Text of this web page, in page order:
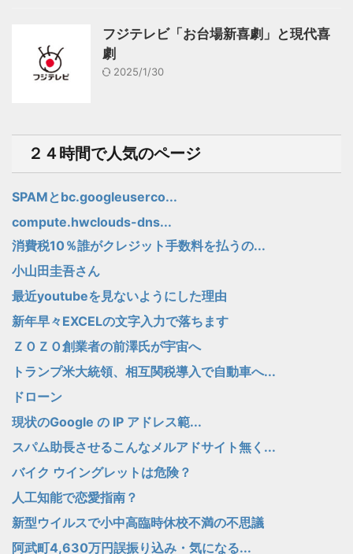
フジテレビ「お台場新喜劇」と現代喜
劇
2025/1/30
２４時間で人気のページ
SPAMとbc.googleuserco...
compute.hwclouds-dns...
消費税10％誰がクレジット手数料を払うの...
小山田圭吾さん
最近youtubeを見ないようにした理由
新年早々EXCELの文字入力で落ちます
ＺＯＺＯ創業者の前澤氏が宇宙へ
トランプ米大統領、相互関税導入で自動車へ...
ドローン
現状のGoogle の IP アドレス範...
スパム助長させるこんなメルアドサイト無く...
バイク ウイングレットは危険？
人工知能で恋愛指南？
新型ウイルスで小中高臨時休校不満の不思議
阿武町4,630万円誤振り込み・気になる...